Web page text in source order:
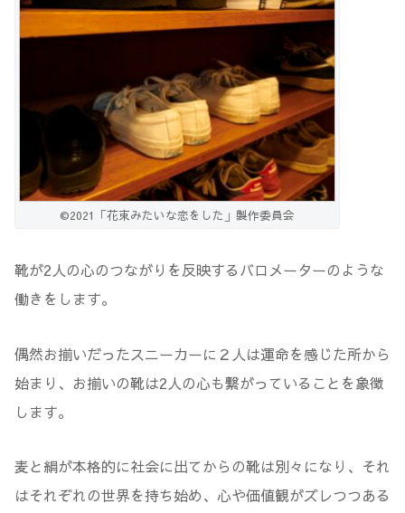
©2021「花束みたいな恋をした」製作委員会
靴が2人の心のつながりを反映するバロメーターのような
働きをします。
偶然お揃いだったスニーカーに２人は運命を感じた所から
始まり、お揃いの靴は2人の心も繋がっていることを象徴
します。
麦と絹が本格的に社会に出てからの靴は別々になり、それ
はそれぞれの世界を持ち始め、心や価値観がズレつつある